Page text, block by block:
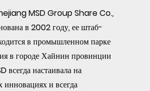
MSD Group Share Co.,
в 2002 году, ее штаб-
в промышленном парке
в городе Хайнин провинции
всегда настаивала на
инновациях и всегда